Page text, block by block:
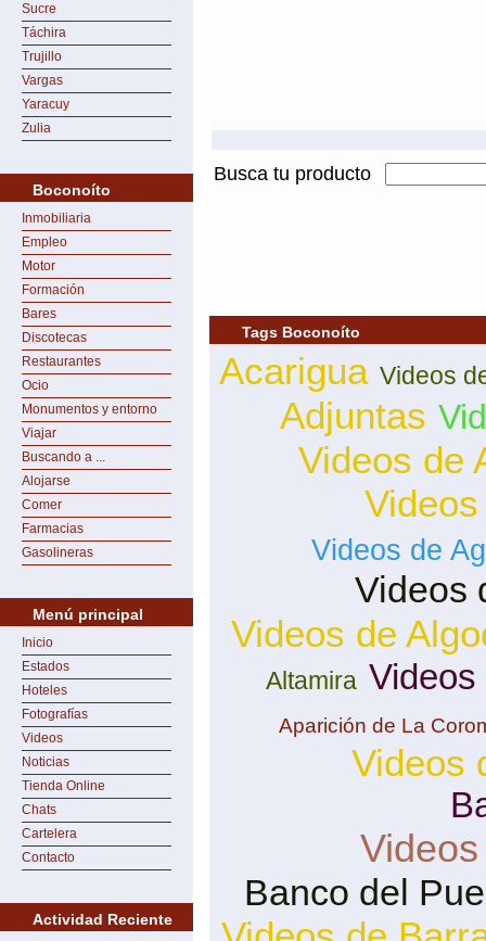
Sucre
Táchira
Trujillo
Vargas
Yaracuy
Zulia
Boconoíto
Inmobiliaria
Empleo
Motor
Formación
Bares
Discotecas
Restaurantes
Ocio
Monumentos y entorno
Viajar
Buscando a ...
Alojarse
Comer
Farmacias
Gasolineras
Menú principal
Inicio
Estados
Hoteles
Fotografías
Videos
Noticias
Tienda Online
Chats
Cartelera
Contacto
Actividad Reciente
Busca tu producto
Tags Boconoíto
Acarigua Videos
Adjuntas
Videos de
Videos de
Videos
Videos de
Altamira Videos
Aparición de La
Videos
Banco del